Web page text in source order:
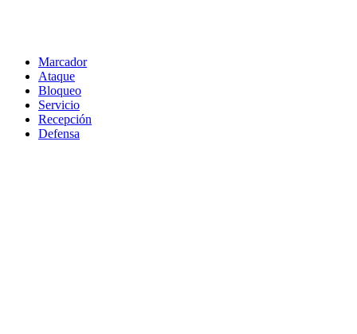
Marcador
Ataque
Bloqueo
Servicio
Recepción
Defensa